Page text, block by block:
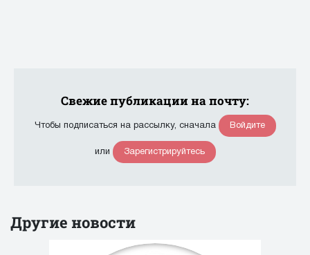
Свежие публикации на почту:
Чтобы подписаться на рассылку, сначала Войдите
или Зарегистрируйтесь
Другие новости